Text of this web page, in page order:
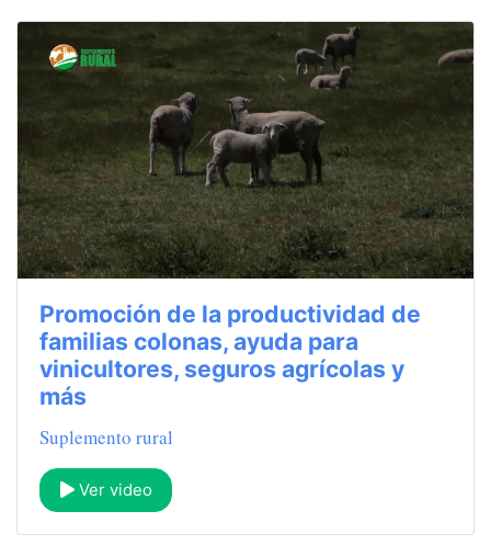
Promoción de la productividad de
familias colonas, ayuda para
vinicultores, seguros agrícolas y
más
Suplemento rural
Ver video